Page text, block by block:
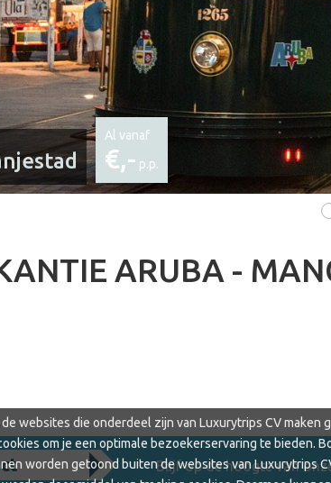
websites die onderdeel zijn van Luxurytrips CV
om je een optimale bezoekerservaring te bieden.
worden getoond buiten de websites van Luxurytrips
Al vanaf
€,- p.p.
ARUBA -
Blijf op de hoogte van